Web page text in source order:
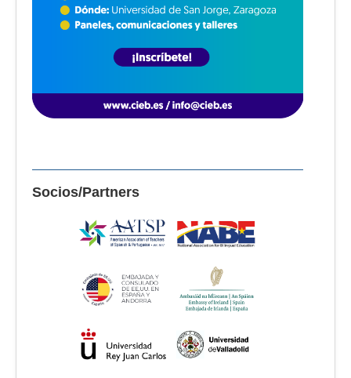
Socios/Partners